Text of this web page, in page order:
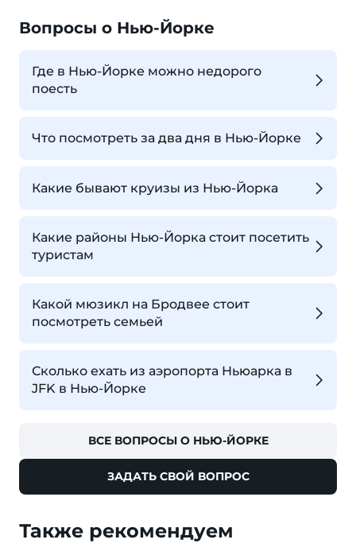
Вопросы о Нью-Йорке
Где в Нью-Йорке можно недорого
поесть
Что посмотреть за два дня в Нью-Йорке
Какие бывают круизы из Нью-Йорка
Какие районы Нью-Йорка стоит посетить
туристам
Какой мюзикл на Бродвее стоит
посмотреть семьей
Сколько ехать из аэропорта Ньюарка в
JFK в Нью-Йорке
ВСЕ ВОПРОСЫ О НЬЮ-ЙОРКЕ
ЗАДАТЬ СВОЙ ВОПРОС
Также рекомендуем